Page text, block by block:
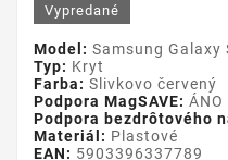
Vypredané
Model: Samsung Galaxy
Typ: Kryt
Farba: Slivkovo červený
Podpora MagSAVE: ÁNO
Podpora bezdrôtového
Materiál: Plastové
EAN: 5903396337789